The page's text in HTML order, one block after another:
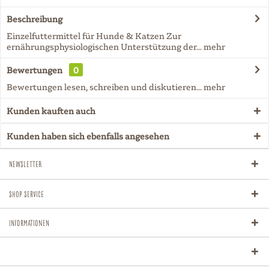
Beschreibung
Einzelfuttermittel für Hunde & Katzen Zur
ernährungsphysiologischen Unterstützung der...mehr
Bewertungen
0
Bewertungen lesen, schreiben und diskutieren...mehr
Kunden kauften auch
Kunden haben sich ebenfalls angesehen
Newsletter
Shop Service
Informationen